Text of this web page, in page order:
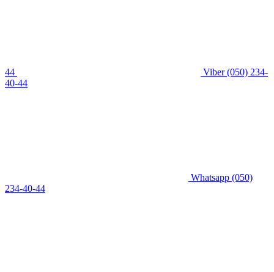
44 Viber(050) 234-
40-44
Whatsapp (050)
234-40-44